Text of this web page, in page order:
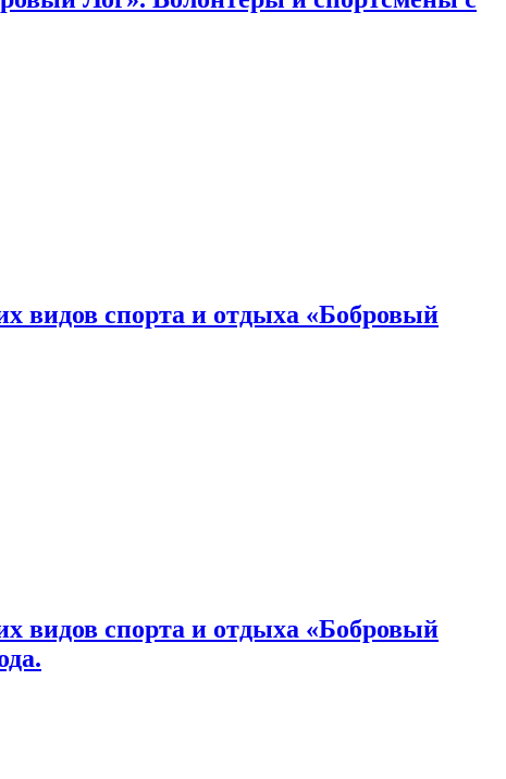
видов спорта и отдыха «Бобровый
видов спорта и отдыха «Бобровый